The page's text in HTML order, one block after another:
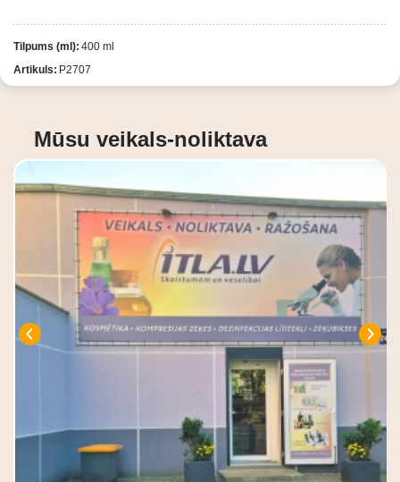
Tilpums (ml): 400 ml
Artikuls: P2707
Mūsu veikals-noliktava